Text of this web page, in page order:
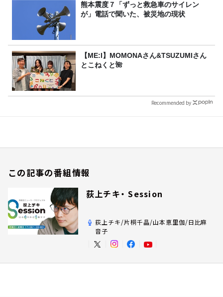
熊本震度７「ずっと救急車のサイレン
が」電話で聞いた、被災地の現状
【ME:I】MOMONAさん&TSUZUMIさん
とこねくと🌺
Recommended by
この記事の番組情報
荻上チキ・ Session
荻上チキ/片桐千晶/山本恵里伽/日比麻
音子